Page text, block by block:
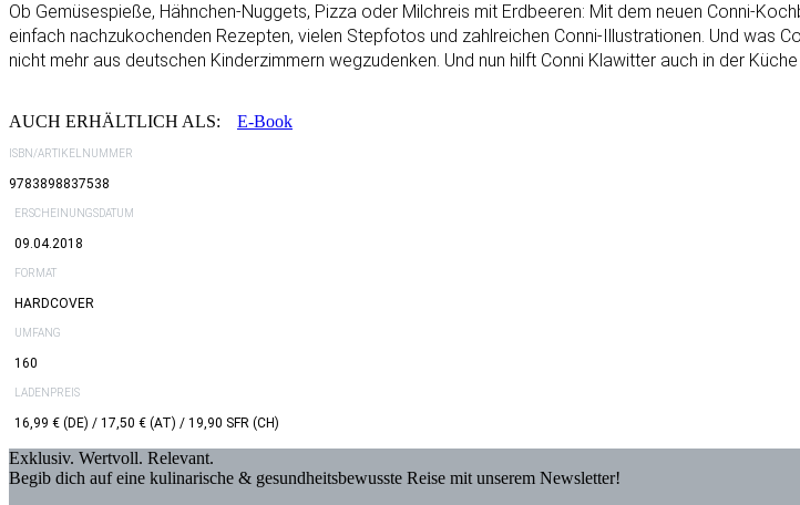
Ob Gemüsespieße, Hähnchen-Nuggets, Pizza oder Milchreis mit Erdbeeren: Mit dem neuen Conni-
einfach nachzukochenden Rezepten, vielen Stepfotos und zahlreichen Conni-Illustrationen. Und was
nicht mehr aus deutschen Kinderzimmern wegzudenken. Und nun hilft Conni Klawitter auch in der
AUCH ERHÄLTLICH ALS: E-Book
ISBN/ARTIKELNUMMER
9783898837538
ERSCHEINUNGSDATUM
09.04.2018
FORMAT
HARDCOVER
UMFANG
160
LADENPREIS
16,99 € (DE) / 17,50 € (AT) / 19,90 SFR (CH)
Exklusiv. Wertvoll. Relevant.
Begib dich auf eine kulinarische & gesundheitsbewusste Reise mit unserem Newsletter!